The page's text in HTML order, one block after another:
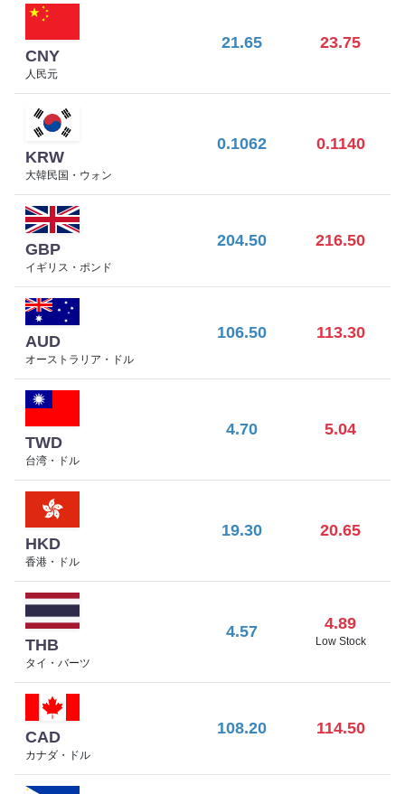
CNY
人民元
21.65 23.75
KRW
大韓民国・ウォン
0.1062 0.1140
GBP
イギリス・ポンド
204.50 216.50
AUD
オーストラリア・ドル
106.50 113.30
TWD
台湾・ドル
4.70 5.04
HKD
香港・ドル
19.30 20.65
THB
タイ・バーツ
4.57 4.89
Low Stock
CAD
カナダ・ドル
108.20 114.50